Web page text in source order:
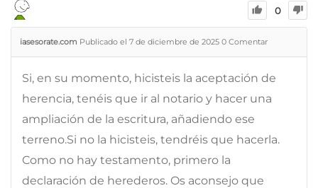
0
iasesorate.com Publicado el 7 de diciembre de 2025 0 Comentar
Si, en su momento, hicisteis la aceptación de
herencia, tenéis que ir al notario y hacer una
ampliación de la escritura, añadiendo ese
terreno.Si no la hicisteis, tendréis que hacerla.
Como no hay testamento, primero la
declaración de herederos. Os aconsejo que